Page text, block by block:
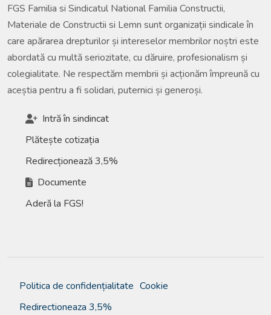
FGS Familia si Sindicatul National Familia Constructii,
Materiale de Constructii si Lemn sunt organizații sindicale în
care apărarea drepturilor și intereselor membrilor noștri este
abordată cu multă seriozitate, cu dăruire, profesionalism și
colegialitate. Ne respectăm membrii și acționăm împreună cu
aceștia pentru a fi solidari, puternici și generoși.
Intră în sindincat
Plătește cotizația
Redirecționează 3,5%
Documente
Aderă la FGS!
Politica de confidențialitate Cookie
Redirectioneaza 3,5%